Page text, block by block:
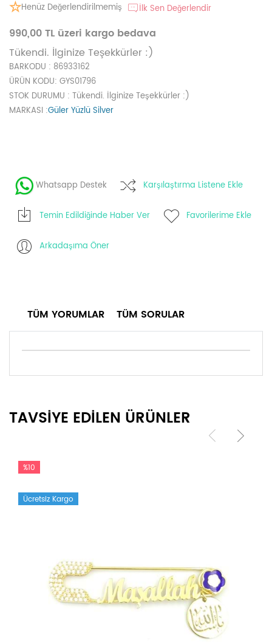
Henüz Değerlendirilmemiş İlk Sen Değerlendir
990,00 TL üzeri kargo bedava
Tükendi. İlginize Teşekkürler :)
BARKODU : 86933162
ÜRÜN KODU: GYS01796
STOK DURUMU : Tükendi. İlginize Teşekkürler :)
MARKASI :Güler Yüzlü Silver
Whatsapp Destek Karşılaştırma Listene Ekle
Temin Edildiğinde Haber Ver Favorilerime Ekle
Arkadaşıma Öner
TÜM YORUMLAR TÜM SORULAR
TAVSİYE EDİLEN ÜRÜNLER
%10
Ücretsiz Kargo